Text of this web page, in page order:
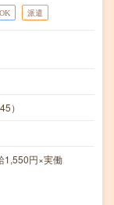
派遣
）
1,550円×実働